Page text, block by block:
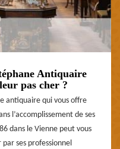
Antiquaire
pas cher ?
antiquaire qui vous offre
l’accomplissement de ses
dans le Vienne peut vous
ses professionnel